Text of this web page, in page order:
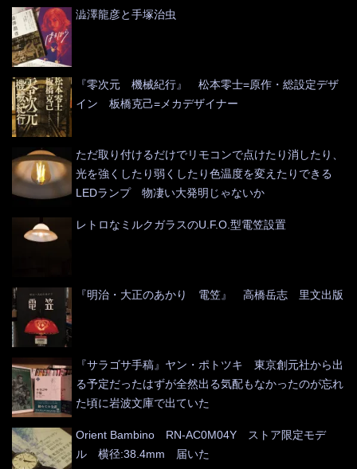
澁澤龍彦と手塚治虫
『零次元 機械紀行』 松本零士=原作・総設定デザ
イン 板橋克己=メカデザイナー
ただ取り付けるだけでリモコンで点けたり消したり、
光を強くしたり弱くしたり色温度を変えたりできる
LEDランプ 物凄い大発明じゃないか
レトロなミルクガラスのU.F.O.型電笠設置
『明治・大正のあかり 電笠』 高橋岳志 里文出版
『サラゴサ手稿』ヤン・ポトツキ 東京創元社から出
る予定だったはずが全然出る気配もなかったのが忘れ
た頃に岩波文庫で出ていた
Orient Bambino RN-AC0M04Y ストア限定モデ
ル 横径:38.4mm 届いた